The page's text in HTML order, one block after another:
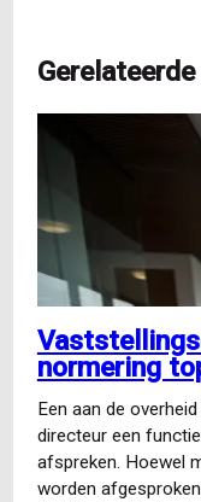
normering
Een aan de
directeur een
afspreken. Hoewel
worden